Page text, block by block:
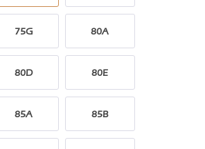
75G 80A
80D 80E
85A 85B